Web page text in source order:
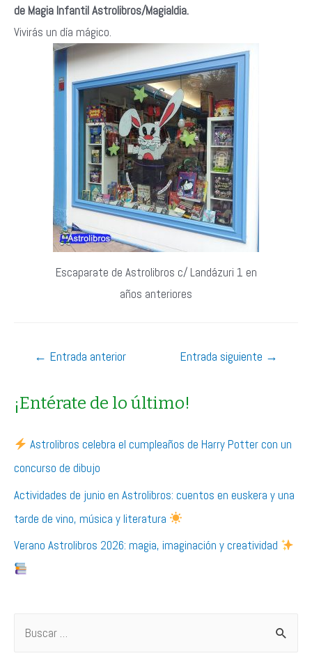
de Magia Infantil Astrolibros/Magialdia.
Vivirás un día mágico.
Escaparate de Astrolibros c/ Landázuri 1 en
años anteriores
Navegación
entradas
← Entrada anterior Entrada siguiente →
¡Entérate de lo último!
Astrolibros celebra el cumpleaños de Harry Potter con un
concurso de dibujo
Actividades de junio en Astrolibros: cuentos en euskera y una
tarde de vino, música y literatura
Verano Astrolibros 2026: magia, imaginación y creatividad